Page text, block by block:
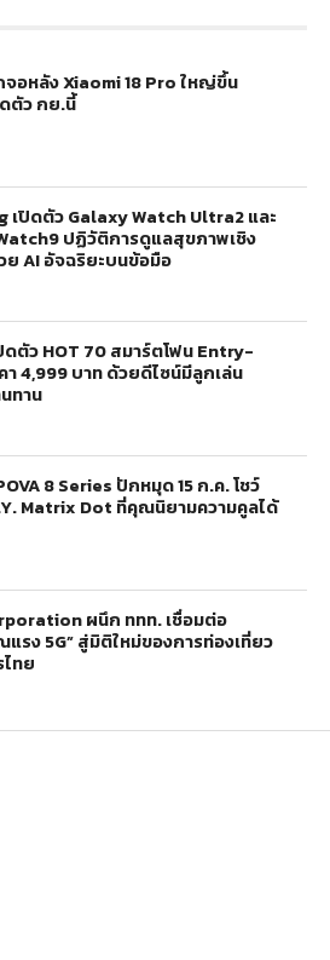
อหลัง Xiaomi 18 Pro ใหญ่ขึ้น
ตัว กย.นี้
เปิดตัว Galaxy Watch Ultra2 และ
ปฏิวัติการดูแลสุขภาพเชิง
AI อัจฉริยะบนข้อมือ
ดตัว HOT 70 สมาร์ตโฟน Entry-
า 4,999 บาท ด้วยดีไซน์มีลูกเล่น
ทาน
8 Series ปักหมุด 15 ก.ค. โชว์
Matrix Dot ที่คุณนิยามความคูลได้
ผนึก ททท. เชื่อมต่อ
ง 5G” สู่มิติใหม่ของการท่องเที่ยว
ไทย